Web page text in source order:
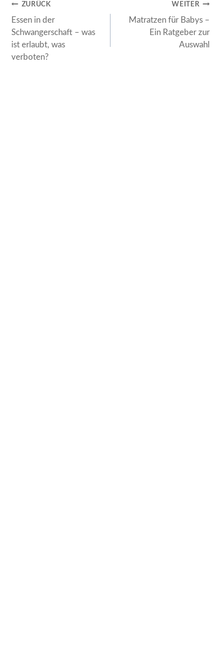
Beitragsnavigation
ZURÜCK
Essen in der
Schwangerschaft – was
ist erlaubt, was
verboten?
WEITER
Matratzen für Babys –
Ein Ratgeber zur
Auswahl